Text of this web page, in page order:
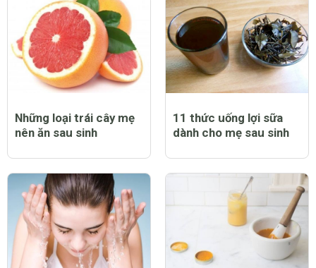
Những loại trái cây mẹ
nên ăn sau sinh
11 thức uống lợi sữa
dành cho mẹ sau sinh